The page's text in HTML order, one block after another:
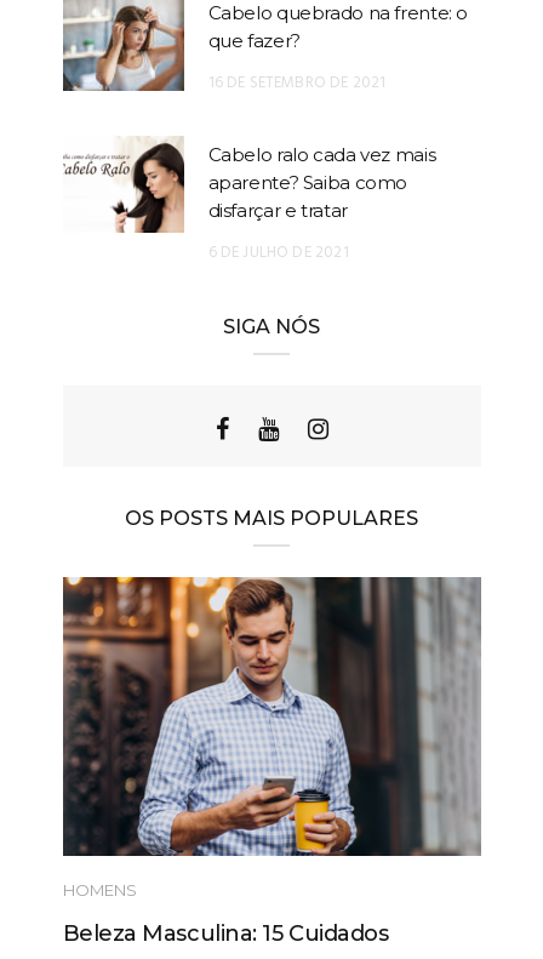
Cabelo quebrado na frente: o
que fazer?
16 DE SETEMBRO DE 2021
Cabelo ralo cada vez mais
aparente? Saiba como
disfarçar e tratar
6 DE JULHO DE 2021
SIGA NÓS
OS POSTS MAIS POPULARES
HOMENS
Beleza Masculina: 15 Cuidados